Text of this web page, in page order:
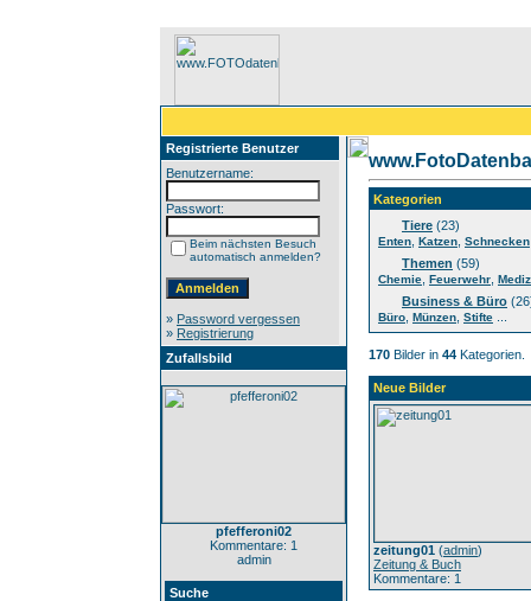
Registrierte Benutzer
Benutzername:
Passwort:
Beim nächsten Besuch
automatisch anmelden?
» Password vergessen
» Registrierung
Zufallsbild
pfefferoni02
Kommentare: 1
admin
Suche
Kategorien
Tiere (23)
Enten Katzen Schnecken
Themen (59)
Chemie Feuerwehr
Business & Büro
Büro Münzen Stifte
170 Bilder in 44 Kategorien.
Neue Bilder
zeitung01 (admin)
Zeitung & Buch
Kommentare: 1